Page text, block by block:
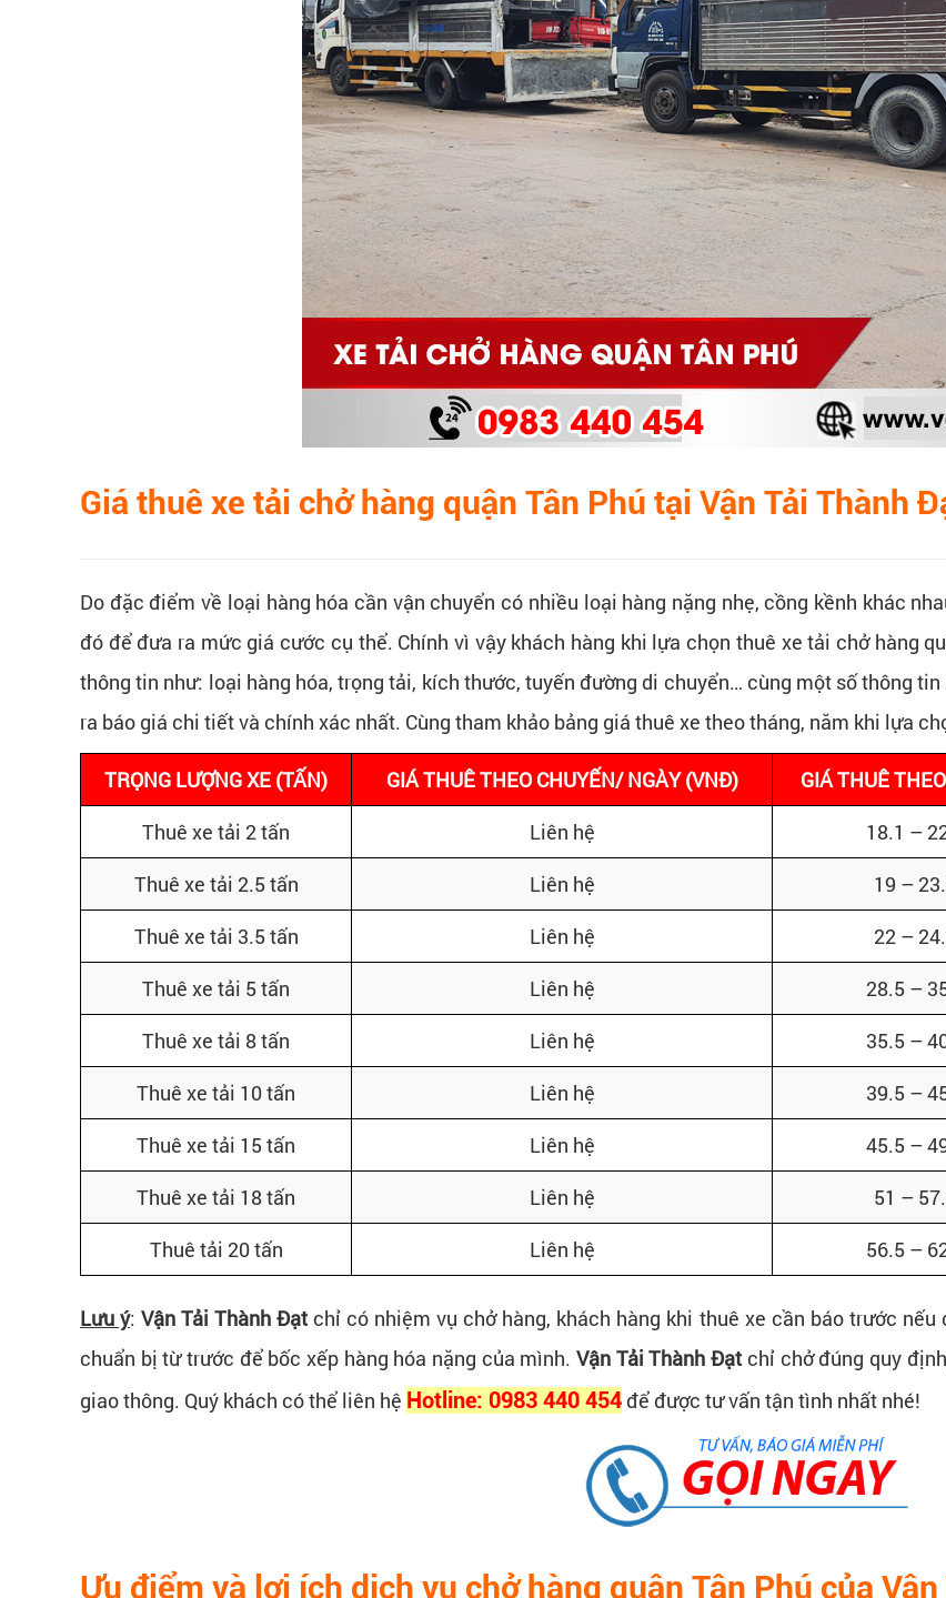
Giá thuê xe tải chở hàng quận Tân Phú tại Vận Tải Thành
Do đặc điểm về loại hàng hóa cần vận chuyển có nhiều loại hàng nặng nhẹ, cồng kềnh khác
đó để đưa ra mức giá cước cụ thể. Chính vì vậy khách hàng khi lựa chọn thuê xe tải chở hàng
thông tin như: loại hàng hóa, trọng tải, kích thước, tuyến đường di chuyển… cùng một số thông
ra báo giá chi tiết và chính xác nhất. Cùng tham khảo bảng giá thuê xe theo tháng, năm khi lựa
TRỌNG LƯỢNG XE (TẤN) GIÁ THUÊ THEO CHUYẾN/ NGÀY (VNĐ) GIÁ THUÊ
Thuê xe tải 2 tấn
Liên hệ 18.1 –
Thuê xe tải 2.5 tấn
Liên hệ 19 –
Thuê xe tải 3.5 tấn
Liên hệ 22 –
Thuê xe tải 5 tấn
Liên hệ 28.5 –
Thuê xe tải 8 tấn
Liên hệ 35.5 –
Thuê xe tải 10 tấn
Liên hệ 39.5 –
Thuê xe tải 15 tấn
Liên hệ 45.5 –
Thuê xe tải 18 tấn
Liên hệ 51 –
Thuê tải 20 tấn
Liên hệ 56.5 –
Lưu ý:Vận Tải Thành Đạtchỉ có nhiệm vụ chở hàng, khách hàng khi thuê xe cần báo trước
chuẩn bị từ trước để bốc xếp hàng hóa nặng của mình.Vận Tải Thành Đạt chỉ chở đúng quy
giao thông. Quý khách có thể liên hệ Hotline: 0983 440 454 để được tư vấn tận tình nhất nhé!
Ưu điểm và lợi ích dịch vụ chở hàng quận Tân Phú của